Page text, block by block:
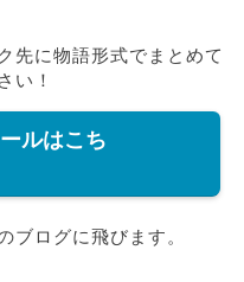
先に物語形式でまとめて
い！
ルはこち
ログに飛びます。